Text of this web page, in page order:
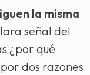
la misma
señal del
¿por qué
dos razones